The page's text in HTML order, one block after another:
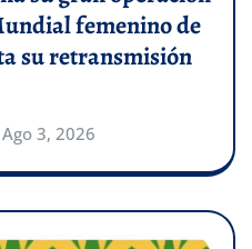
femenino de
su retransmisión
Ago 3, 2026